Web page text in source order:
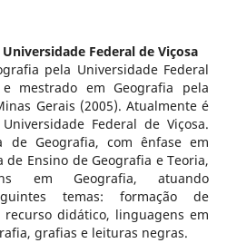
Universidade Federal de Viçosa
pela Universidade Federal
mestrado em Geografia pela
Gerais (2005). Atualmente é
Federal de Viçosa.
de Geografia, com ênfase em
de Ensino de Geografia e Teoria,
em Geografia, atuando
temas: formação de
didático, linguagens em
grafias e leituras negras.